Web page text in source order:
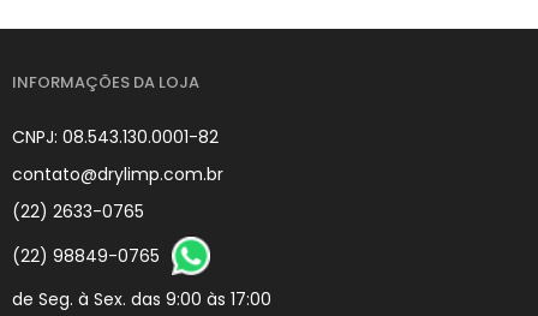
INFORMAÇÕES DA LOJA
CNPJ: 08.543.130.0001-82
contato@drylimp.com.br
(22) 2633-0765
(22) 98849-0765
de Seg. à Sex. das 9:00 às 17:00